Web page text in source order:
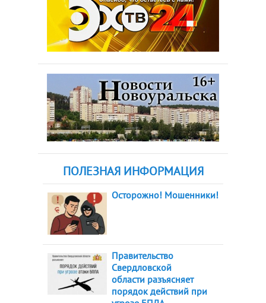
ПОЛЕЗНАЯ ИНФОРМАЦИЯ
Осторожно! Мошенники!
Правительство
Свердловской
области разъясняет
порядок действий при